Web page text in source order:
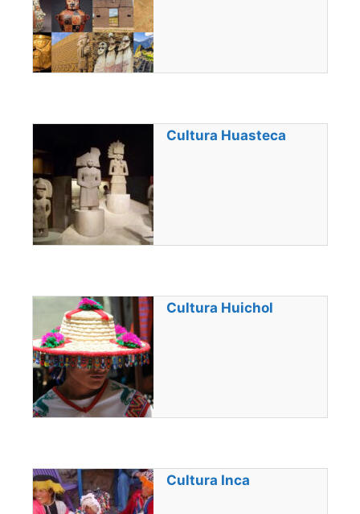
Cultura Huasteca
Cultura Huichol
Cultura Inca